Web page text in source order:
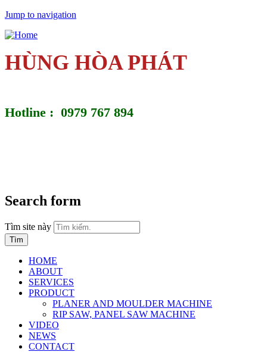
Jump to navigation
HÙNG HÒA PHÁT
Hotline : 0979 767 894
Search form
Tìm site này
HOME
ABOUT
SERVICES
PRODUCT
PLANER AND MOULDER MACHINE
RIP SAW, PANEL SAW MACHINE
VIDEO
NEWS
CONTACT